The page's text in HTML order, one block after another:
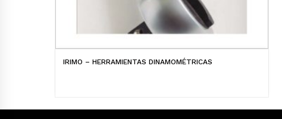
IRIMO – HERRAMIENTAS DINAMOMÉTRICAS